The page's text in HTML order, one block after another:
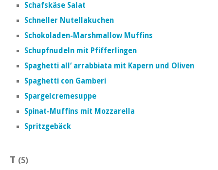
Schafskäse Salat
Schneller Nutellakuchen
Schokoladen-Marshmallow Muffins
Schupfnudeln mit Pfifferlingen
Spaghetti all‘ arrabbiata mit Kapern und Oliven
Spaghetti con Gamberi
Spargelcremesuppe
Spinat-Muffins mit Mozzarella
Spritzgebäck
T (5)